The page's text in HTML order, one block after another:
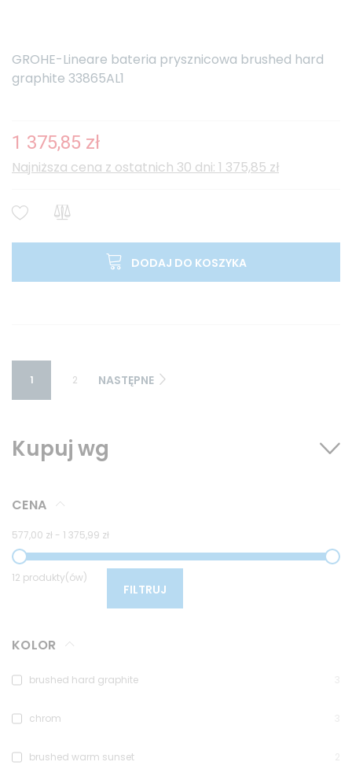
GROHE-Lineare bateria prysznicowa brushed hard
graphite 33865AL1
1 375,85 zł
Najniższa cena z ostatnich 30 dni: 1 375,85 zł
DODAJ DO KOSZYKA
1 2 NASTĘPNE
Kupuj wg
CENA
577,00 zł - 1 375,99 zł
12 produkty(ów)
FILTRUJ
KOLOR
brushed hard graphite
chrom
brushed warm sunset